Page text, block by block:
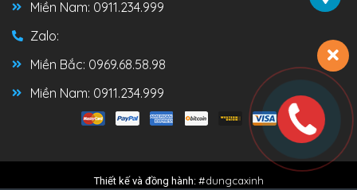
Miền Nam: 0911.234.999
Zalo:
Miền Bắc: 0969.68.58.98
Miền Nam: 0911.234.999
Thiết kế và đồng hành: #dungcaxinh